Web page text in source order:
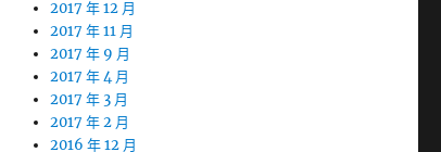
2017 年 12 月
2017 年 11 月
2017 年 9 月
2017 年 4 月
2017 年 3 月
2017 年 2 月
2016 年 12 月